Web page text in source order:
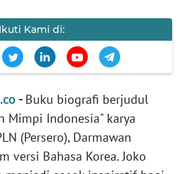
Ikuti Kami di:
-Buku biografi berjudul
Mimpi Indonesia" karya
(Persero), Darmawan
versi Bahasa Korea. Joko